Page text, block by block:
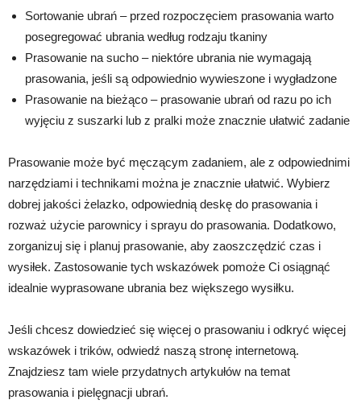
Sortowanie ubrań – przed rozpoczęciem prasowania warto
posegregować ubrania według rodzaju tkaniny
Prasowanie na sucho – niektóre ubrania nie wymagają
prasowania, jeśli są odpowiednio wywieszone i wygładzone
Prasowanie na bieżąco – prasowanie ubrań od razu po ich
wyjęciu z suszarki lub z pralki może znacznie ułatwić zadanie
Prasowanie może być męczącym zadaniem, ale z odpowiednimi
narzędziami i technikami można je znacznie ułatwić. Wybierz
dobrej jakości żelazko, odpowiednią deskę do prasowania i
rozważ użycie parownicy i sprayu do prasowania. Dodatkowo,
zorganizuj się i planuj prasowanie, aby zaoszczędzić czas i
wysiłek. Zastosowanie tych wskazówek pomoże Ci osiągnąć
idealnie wyprasowane ubrania bez większego wysiłku.
Jeśli chcesz dowiedzieć się więcej o prasowaniu i odkryć więcej
wskazówek i trików, odwiedź naszą stronę internetową.
Znajdziesz tam wiele przydatnych artykułów na temat
prasowania i pielęgnacji ubrań.